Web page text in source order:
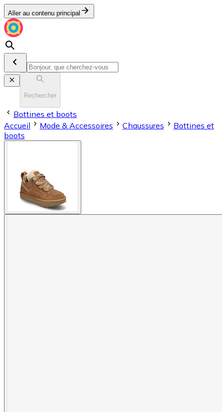
Aller au contenu principal
Rechercher
Bottines et boots
Accueil
Mode & Accessoires Chaussures
Bottines et
boots